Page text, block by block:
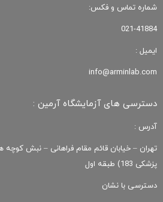
شماره تماس و فکس:
021-41884
ایمیل :
info@arminlab.com
دسترسی های آزمایشگاه آرمین :
آدرس :
پزشکی 183) طبقه اول
دسترسی با نشان